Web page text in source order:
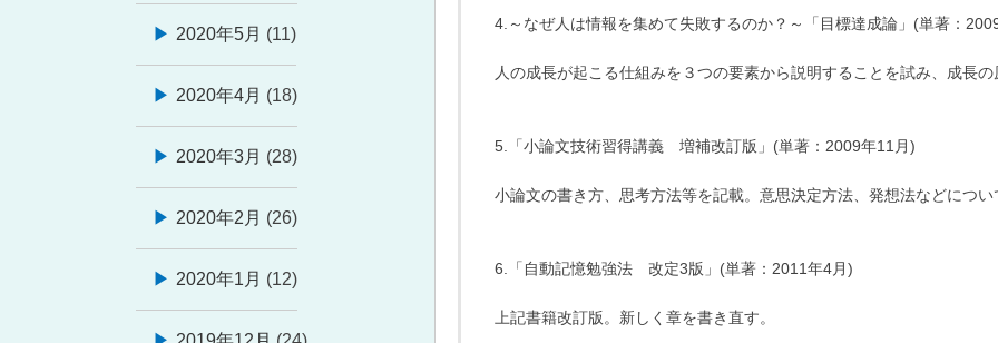
4.～なぜ人は情報を集めて失敗するのか？～「目標達成論」(単著：
人の成長が起こる仕組みを３つの要素から説明することを試み、成長
5.「小論文技術習得講義 増補改訂版」(単著：2009年11月)
小論文の書き方、思考方法等を記載。意思決定方法、発想法などにつ
6.「自動記憶勉強法 改定3版」(単著：2011年4月)
上記書籍改訂版。新しく章を書き直す。
2020年5月 (11)
2020年4月 (18)
2020年3月 (28)
2020年2月 (26)
2020年1月 (12)